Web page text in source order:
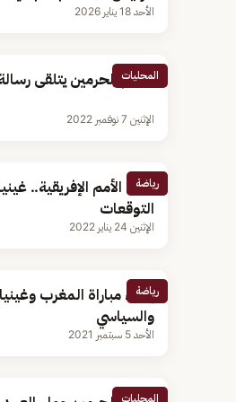
الأحد 18 يناير 2026
المحليات
خادم الحرمين يتلقى
الإثنين 7 نوفمبر 2022
رياضة
كأس الأمم الإفريقية..
التوقعات
الإثنين 24 يناير 2022
رياضة
إلغاء مباراة المغرب
والسياسي
الأحد 5 سبتمبر 2021
المحليات